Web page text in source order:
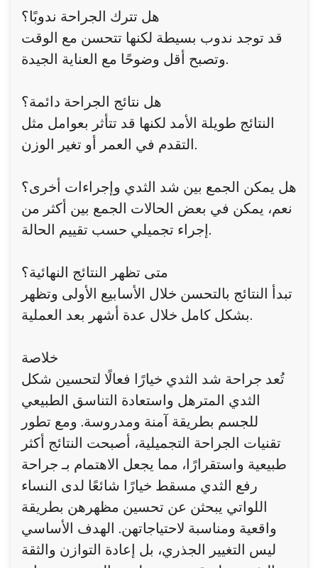
هل تترك الجراحة ندوبًا؟
قد توجد ندوب بسيطة لكنها تتحسن مع الوقت
وتصبح أقل وضوحًا مع العناية الجيدة.
هل نتائج الجراحة دائمة؟
النتائج طويلة الأمد لكنها قد تتأثر بعوامل مثل
التقدم في العمر أو تغير الوزن.
هل يمكن الجمع بين شد الثدي وإجراءات أخرى؟
نعم، يمكن في بعض الحالات الجمع بين أكثر من
إجراء تجميلي حسب تقييم الحالة.
متى تظهر النتائج النهائية؟
تبدأ النتائج بالتحسن خلال الأسابيع الأولى وتظهر
بشكل كامل خلال عدة أشهر بعد العملية.
خلاصة
تُعد جراحة شد الثدي خيارًا فعالًا لتحسين شكل
الثدي المترهل واستعادة التناسق الطبيعي
للجسم بطريقة آمنة ومدروسة. ومع تطور
تقنيات الجراحة التجميلية، أصبحت النتائج أكثر
طبيعية واستقرارًا، مما يجعل الاهتمام بـ جراحة
رفع الثدي مسقط خيارًا شائعًا لدى النساء
اللواتي يبحثن عن تحسين مظهرهن بطريقة
واقعية ومناسبة لاحتياجاتهن. الهدف الأساسي
ليس التغيير الجذري، بل إعادة التوازن والثقة